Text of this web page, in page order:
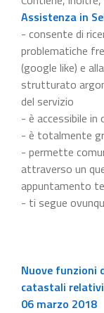
Assistenza in
- consente di
problematiche
(google like) e
strutturato
del servizio
- è accessibile
- è totalmente
- permette
attraverso un
appuntamento
- ti segue
Nuove funzioni
catastali
06 marzo 2018